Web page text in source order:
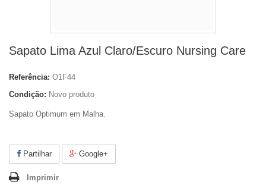
Sapato Lima Azul Claro/Escuro Nursing Care
Referência: O1F44
Condição: Novo produto
Sapato Optimum em Malha.
Partilhar Google+
Imprimir